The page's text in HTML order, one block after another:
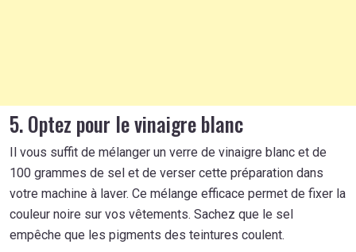
5. Optez pour le vinaigre blanc
Il vous suffit de mélanger un verre de vinaigre blanc et de
100 grammes de sel et de verser cette préparation dans
votre machine à laver. Ce mélange efficace permet de fixer la
couleur noire sur vos vêtements. Sachez que le sel
empêche que les pigments des teintures coulent.